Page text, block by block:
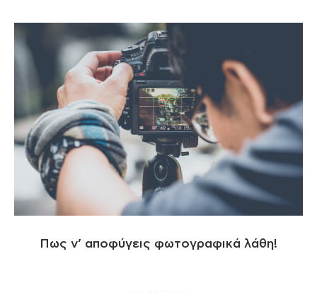
Πως ν’ αποφύγεις φωτογραφικά λάθη!